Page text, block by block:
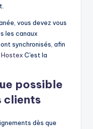
vous devez vous
les canaux
synchronisés, afin
HostexC'est la
possible
clients
dès que